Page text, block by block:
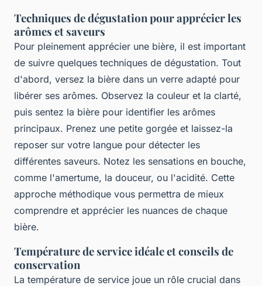
Techniques de dégustation pour apprécier les
arômes et saveurs
Pour pleinement apprécier une bière, il est important
de suivre quelques techniques de dégustation. Tout
d'abord, versez la bière dans un verre adapté pour
libérer ses arômes. Observez la couleur et la clarté,
puis sentez la bière pour identifier les arômes
principaux. Prenez une petite gorgée et laissez-la
reposer sur votre langue pour détecter les
différentes saveurs. Notez les sensations en bouche,
comme l'amertume, la douceur, ou l'acidité. Cette
approche méthodique vous permettra de mieux
comprendre et apprécier les nuances de chaque
bière.
Température de service idéale et conseils de
conservation
La température de service joue un rôle crucial dans